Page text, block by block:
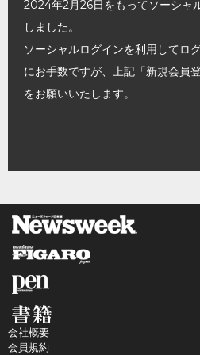
2024年2月26日をもってソーシャ
しました。
ソーシャルログインを利用してロ
にお手数ですが、上記「新規会員
をお願いいたします。
会社概要
会員規約